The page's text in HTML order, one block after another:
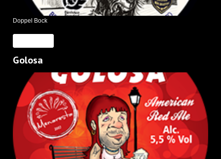
Doppel Bock
Golosa